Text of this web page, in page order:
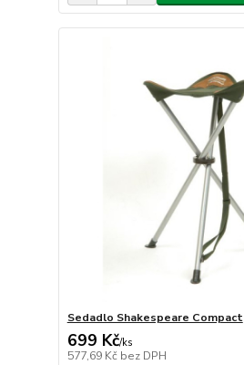
Sedadlo Shakespeare Compact
699 Kč/ks
577,69 Kč bez DPH